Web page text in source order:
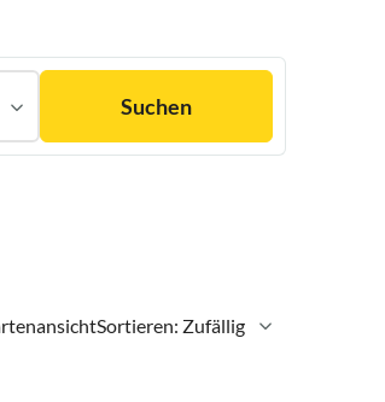
Suchen
Sortieren: Zufällig